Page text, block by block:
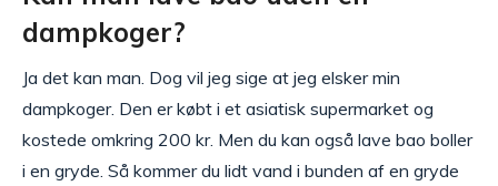
dampkoger?
Ja det kan man. Dog vil jeg sige at jeg elsker min
dampkoger. Den er købt i et asiatisk supermarket og
kostede omkring 200 kr. Men du kan også lave bao boller
i en gryde. Så kommer du lidt vand i bunden af en gryde